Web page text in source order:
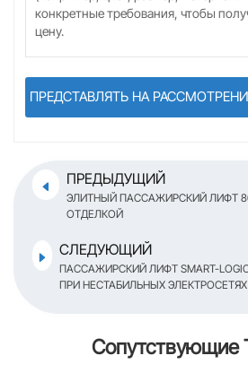
ПРЕДСТАВЛЯТЬ НА
ПРЕДЫДУЩИЙ
ЭЛИТНЫЙ ПАССАЖИРСКИЙ ЛИФТ
ОТДЕЛКОЙ
СЛЕДУЮЩИЙ
ПАССАЖИРСКИЙ ЛИФТ SMART-
ПРИ НЕСТАБИЛЬНЫХ ЭЛЕКТРОСЕТЯХ
Сопутствующие